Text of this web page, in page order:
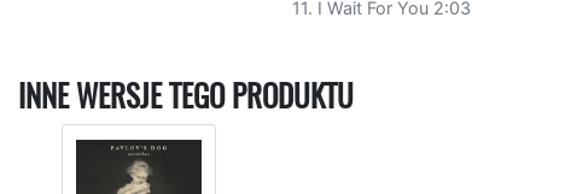
11. I Wait For You 2:03
INNE WERSJE TEGO PRODUKTU